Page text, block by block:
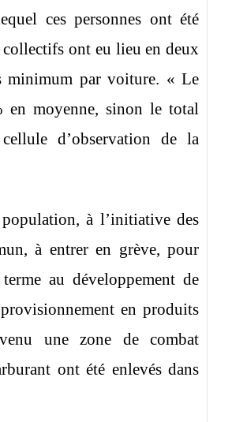
ces personnes ont été
ont eu lieu en deux
minimum par voiture. « Le
moyenne, sinon le total
d’observation de la
à l’initiative des
à entrer en grève, pour
au développement de
en produits
une zone de combat
ont été enlevés dans